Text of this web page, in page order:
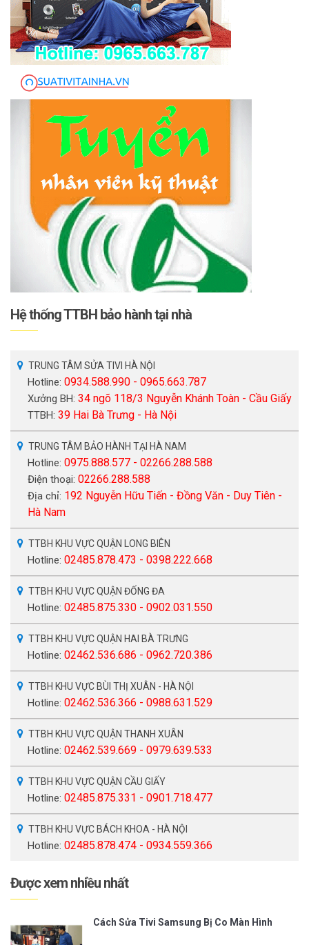
Hệ thống TTBH bảo hành tại nhà
TRUNG TÂM SỬA TIVI HÀ NỘI
Hotline: 0934.588.990 - 0965.663.787
Xưởng BH: 34 ngõ 118/3 Nguyễn Khánh Toàn - Cầu Giấy
TTBH: 39 Hai Bà Trưng - Hà Nội
TRUNG TÂM BẢO HÀNH TẠI HÀ NAM
Hotline: 0975.888.577 - 02266.288.588
Điện thoại: 02266.288.588
Địa chỉ: 192 Nguyễn Hữu Tiến - Đồng Văn - Duy Tiên -
Hà Nam
TTBH KHU VỰC QUẬN LONG BIÊN
Hotline: 02485.878.473 - 0398.222.668
TTBH KHU VỰC QUẬN ĐỐNG ĐA
Hotline: 02485.875.330 - 0902.031.550
TTBH KHU VỰC QUẬN HAI BÀ TRƯNG
Hotline: 02462.536.686 - 0962.720.386
TTBH KHU VỰC BÙI THỊ XUÂN - HÀ NỘI
Hotline: 02462.536.366 - 0988.631.529
TTBH KHU VỰC QUẬN THANH XUÂN
Hotline: 02462.539.669 - 0979.639.533
TTBH KHU VỰC QUẬN CẦU GIẤY
Hotline: 02485.875.331 - 0901.718.477
TTBH KHU VỰC BÁCH KHOA - HÀ NỘI
Hotline: 02485.878.474 - 0934.559.366
Được xem nhiều nhất
Cách Sửa Tivi Samsung Bị Co Màn Hình